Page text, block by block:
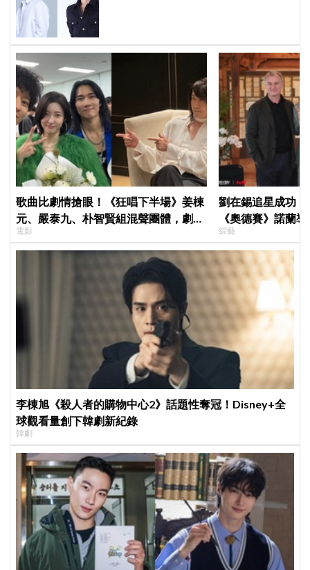
歌曲比劇情搶眼！《狂唱下半場》姜棟
元、嚴泰九、朴智賢組混聲團體，劇中
曲《Love Is》超洗腦
電影
劉在錫追星成功
《奧德賽》諾蘭
比YA幸福笑容藏
綜藝
李棟旭《殺人者的購物中心2》話題性奪冠！Disney+全
球觀看量創下韓劇新紀錄
韓劇